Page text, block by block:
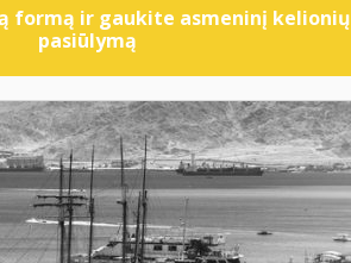
formą ir gaukite asmeninį kelionių
pasiūlymą